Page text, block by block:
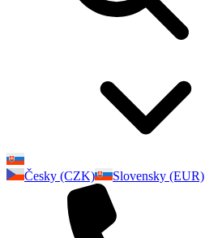
Česky (CZK)
Slovensky (EUR)